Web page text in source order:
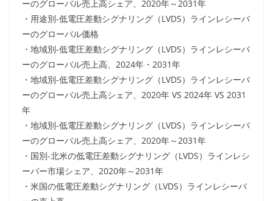
ーのグローバル売上高シェア、2020年～2031年
・用途別-低電圧差動シグナリング（LVDS）ラインレシーバ
ーのグローバル価格
・地域別-低電圧差動シグナリング（LVDS）ラインレシーバ
ーのグローバル売上高、2024年・2031年
・地域別-低電圧差動シグナリング（LVDS）ラインレシーバ
ーのグローバル売上高シェア、2020年 VS 2024年 VS 2031
年
・地域別-低電圧差動シグナリング（LVDS）ラインレシーバ
ーのグローバル売上高シェア、2020年～2031年
・国別-北米の低電圧差動シグナリング（LVDS）ラインレシ
ーバー市場シェア、2020年～2031年
・米国の低電圧差動シグナリング（LVDS）ラインレシーバ